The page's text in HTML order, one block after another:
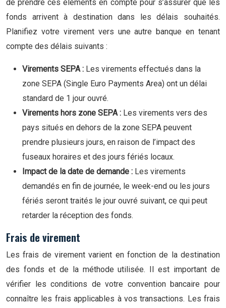
de prendre ces éléments en compte pour s’assurer que les
fonds arrivent à destination dans les délais souhaités.
Planifiez votre virement vers une autre banque en tenant
compte des délais suivants :
Virements SEPA : Les virements effectués dans la
zone SEPA (Single Euro Payments Area) ont un délai
standard de 1 jour ouvré.
Virements hors zone SEPA : Les virements vers des
pays situés en dehors de la zone SEPA peuvent
prendre plusieurs jours, en raison de l’impact des
fuseaux horaires et des jours fériés locaux.
Impact de la date de demande : Les virements
demandés en fin de journée, le week-end ou les jours
fériés seront traités le jour ouvré suivant, ce qui peut
retarder la réception des fonds.
Frais de virement
Les frais de virement varient en fonction de la destination
des fonds et de la méthode utilisée. Il est important de
vérifier les conditions de votre convention bancaire pour
connaître les frais applicables à vos transactions. Les frais